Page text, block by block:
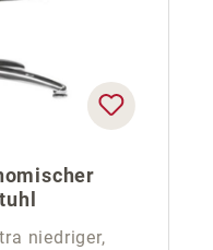
niedriger,